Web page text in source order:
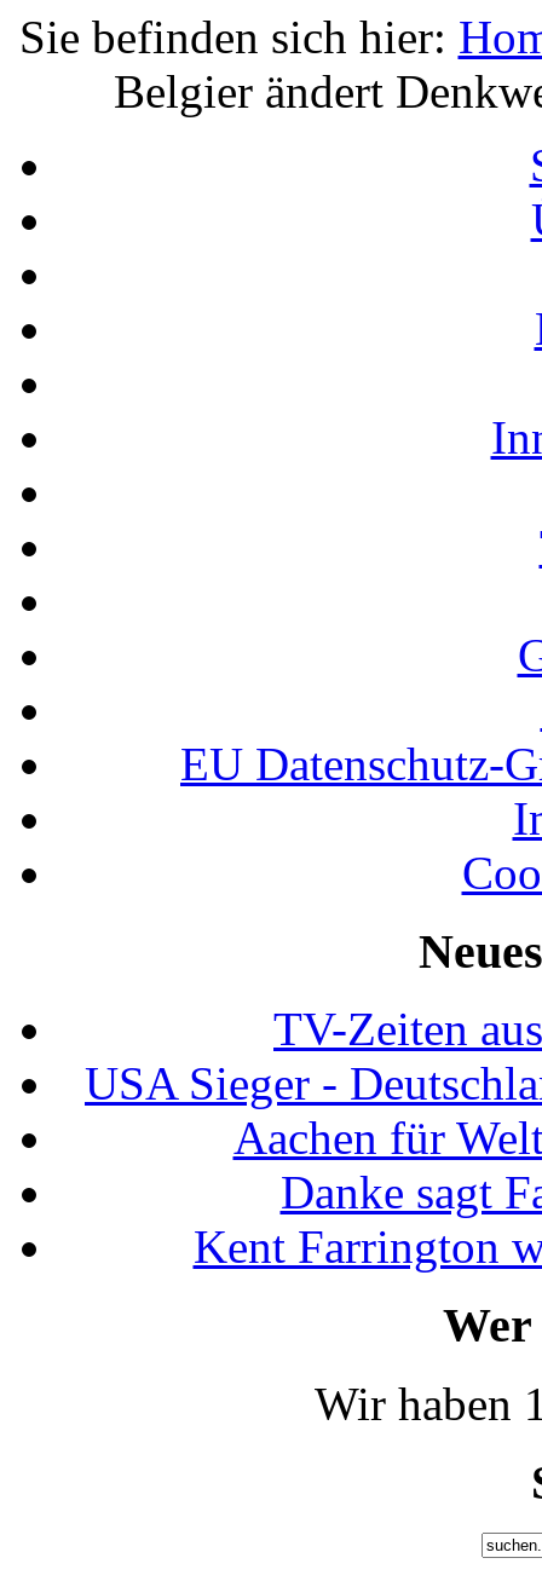
Sie befinden sich hier:
Belgier ändert
EU Datenschutz-
TV-Zeiten
USA Sieger -
Aachen für
Danke sagt
Kent Farrington
Wir haben